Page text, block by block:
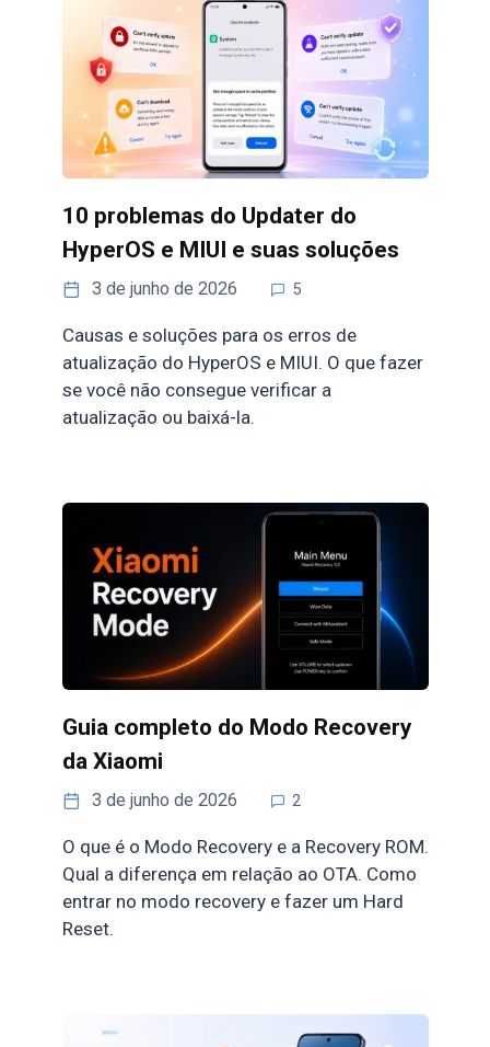
10 problemas do Updater do
HyperOS e MIUI e suas soluções
3 de junho de 2026 5
Causas e soluções para os erros de
atualização do HyperOS e MIUI. O que fazer
se você não consegue verificar a
atualização ou baixá-la.
Guia completo do Modo Recovery
da Xiaomi
3 de junho de 2026 2
O que é o Modo Recovery e a Recovery ROM.
Qual a diferença em relação ao OTA. Como
entrar no modo recovery e fazer um Hard
Reset.